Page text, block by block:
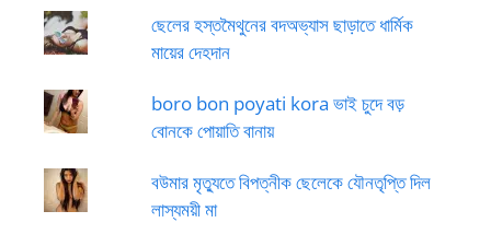
ছেলের হস্তমৈথুনের বদঅভ্যাস ছাড়াতে ধার্মিক
মায়ের দেহদান
boro bon poyati kora ভাই চুদে বড়
বোনকে পোয়াতি বানায়
বউমার মৃত্যুতে বিপত্নীক ছেলেকে যৌনতৃপ্তি দিল
লাস্যময়ী মা